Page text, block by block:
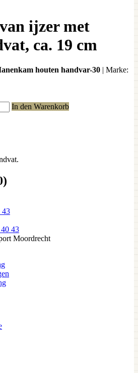
ijzer met
ca. 19 cm
houten handvar-30 | Marke:
In den Warenkorb
43
43
Moordrecht